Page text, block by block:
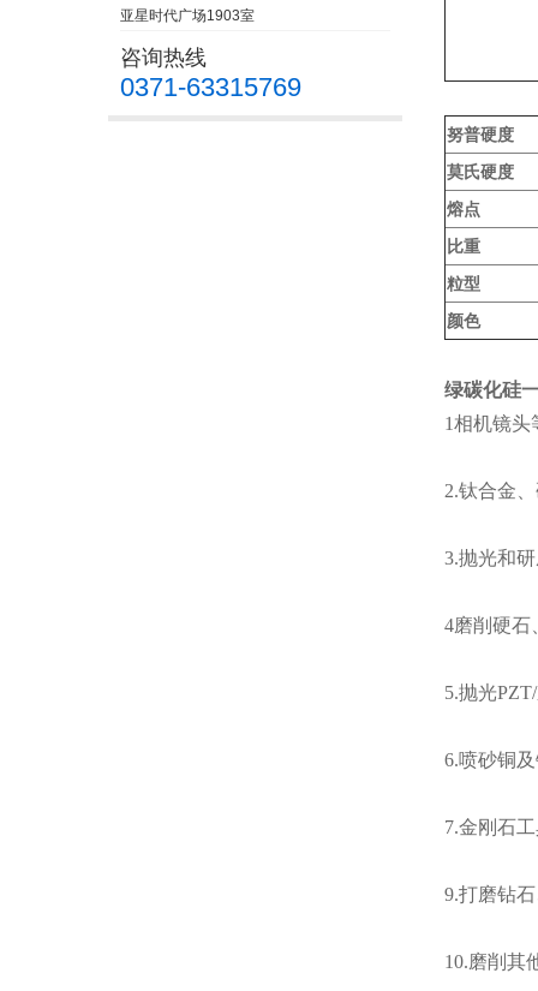
亚星时代广场1903室
咨询热线
0371-63315769
努普硬度
莫氏硬度
熔点
比重
粒型
颜色
绿碳化硅
1相机镜头
2.钛合金
3.抛光和
4磨削硬石
5.抛光
6.喷砂铜
7.金刚石
9.打磨钻
10.磨削其